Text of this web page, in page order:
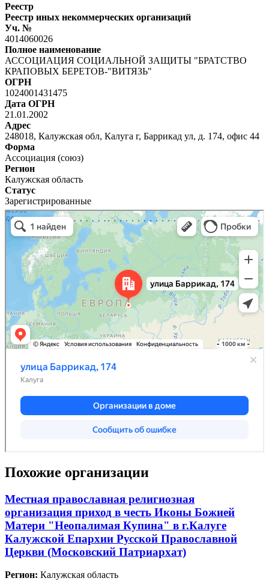
Реестр
Реестр иных некоммерческих организаций
Уч. №
4014060026
Полное наименование
АССОЦИАЦИЯ СОЦИАЛЬНОЙ ЗАЩИТЫ "БРАТСТВО
КРАПОВЫХ БЕРЕТОВ-"ВИТЯЗЬ"
ОГРН
1024001431475
Дата ОГРН
21.01.2002
Адрес
248018, Калужская обл, Калуга г, Баррикад ул, д. 174, офис 44
Форма
Ассоциация (союз)
Регион
Калужская область
Статус
Зарегистрированные
Похожие организации
Местная православная религиозная
организация приход в честь Иконы Божией
Матери "Неопалимая Купина" в г.Калуге
Калужской Епархии Русской Православной
Церкви (Московский Патриархат)
Регион: Калужская область